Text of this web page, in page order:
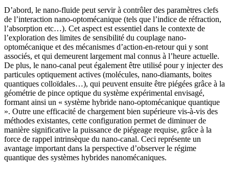
D’abord, le nano-fluide peut servir à contrôler des paramètres clefs
de l’interaction nano-optomécanique (tels que l’indice de réfraction,
l’absorption etc…). Cet aspect est essentiel dans le contexte de
l’exploration des limites de sensibilité du couplage nano-
optomécanique et des mécanismes d’action-en-retour qui y sont
associés, et qui demeurent largement mal connus à l’heure actuelle.
De plus, le nano-canal peut également être utilisé pour y injecter des
particules optiquement actives (molécules, nano-diamants, boites
quantiques colloïdales…), qui peuvent ensuite être piégées grâce à la
géométrie de pince optique du système expérimental envisagé,
formant ainsi un « système hybride nano-optomécanique quantique
». Outre une efficacité de chargement bien supérieure vis-à-vis des
méthodes existantes, cette configuration permet de diminuer de
manière significative la puissance de piégeage requise, grâce à la
force de rappel intrinsèque du nano-canal. Ceci représente un
avantage important dans la perspective d’observer le régime
quantique des systèmes hybrides nanomécaniques.